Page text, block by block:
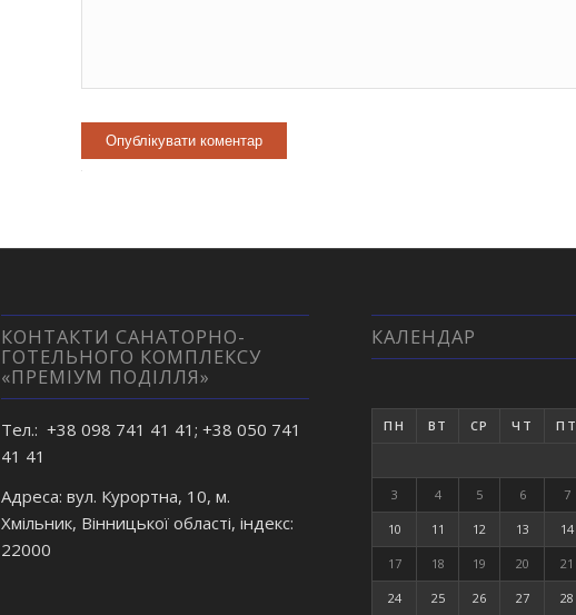
КОНТАКТИ САНАТОРНО-
ГОТЕЛЬНОГО КОМПЛЕКСУ
«ПРЕМІУМ ПОДІЛЛЯ»
Тел.: +38 098 741 41 41; +38 050 741
41 41
Адреса: вул. Курортна, 10, м.
Хмільник, Вінницької області, індекс:
22000
КАЛЕНДАР
ПН ВТ СР ЧТ ПТ
3 4 5 6 7
10 11 12 13 14
17 18 19 20 21
24 25 26 27 28